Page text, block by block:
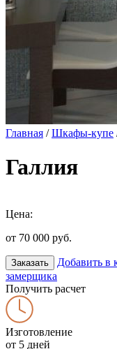
Главная /Шкафы-купе
Галлия
Цена:
от 70 000 руб.
Заказать Добавить в
замерщика
Получить расчет
Изготовление
от 5 дней